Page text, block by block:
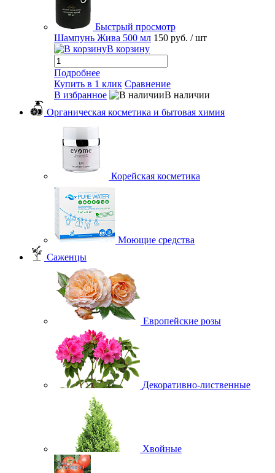
Быстрый просмотр
Шампунь Жива 500 мл 150 руб. / шт
В корзину
Подробнее
Купить в 1 клик Сравнение
В избранное
В наличии
Органическая косметика и бытовая химия
Корейская косметика
Моющие средства
Саженцы
Европейские розы
Декоративно-лиственные
Хвойные